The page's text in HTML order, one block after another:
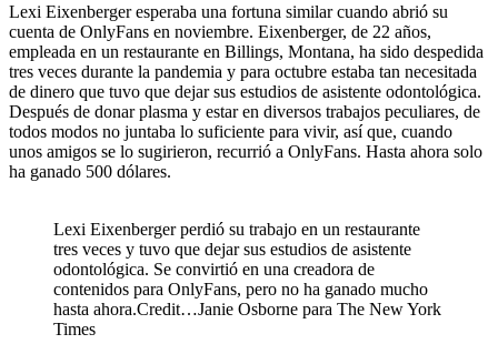
Lexi Eixenberger esperaba una fortuna similar cuando abrió su
cuenta de OnlyFans en noviembre. Eixenberger, de 22 años,
empleada en un restaurante en Billings, Montana, ha sido despedida
tres veces durante la pandemia y para octubre estaba tan necesitada
de dinero que tuvo que dejar sus estudios de asistente odontológica.
Después de donar plasma y estar en diversos trabajos peculiares, de
todos modos no juntaba lo suficiente para vivir, así que, cuando
unos amigos se lo sugirieron, recurrió a OnlyFans. Hasta ahora solo
ha ganado 500 dólares.
Lexi Eixenberger perdió su trabajo en un restaurante
tres veces y tuvo que dejar sus estudios de asistente
odontológica. Se convirtió en una creadora de
contenidos para OnlyFans, pero no ha ganado mucho
hasta ahora.Credit…Janie Osborne para The New York
Times